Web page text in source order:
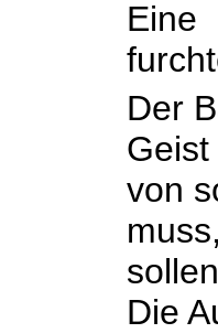
Eine
Der
von
Die